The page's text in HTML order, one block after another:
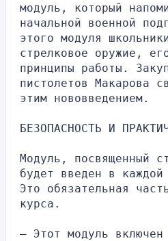
модуль, который
начальной военной
этого модуля
стрелковое оружие,
принципы работы.
пистолетов Макарова
этим нововведением.
БЕЗОПАСНОСТЬ И
Модуль, посвященный
будет введен в
Это обязательная
курса.
— Этот модуль включен